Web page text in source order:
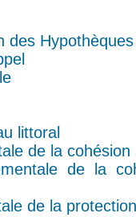
des Hypothèques
littoral
de la cohésion
de la
de la